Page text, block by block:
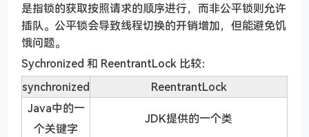
是指锁的获取按照请求的顺序进行，而非公平锁则允许
插队。公平锁会导致线程切换的开销增加，但能避免饥
饿问题。
Sychronized 和 ReentrantLock 比较：
synchronized
ReentrantLock
Java中的一
个关键字
JDK提供的一个类